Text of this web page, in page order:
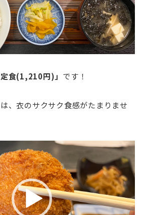
定食(1,210円)」 です！
、衣のサクサク食感がたまりませ